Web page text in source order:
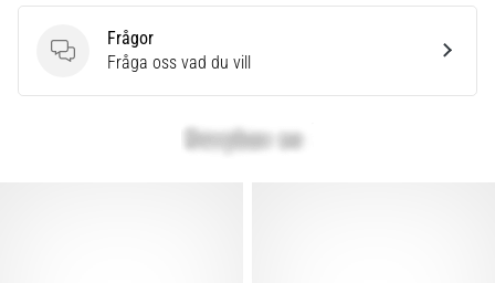
Frågor
Frågor
Fråga oss vad du vill